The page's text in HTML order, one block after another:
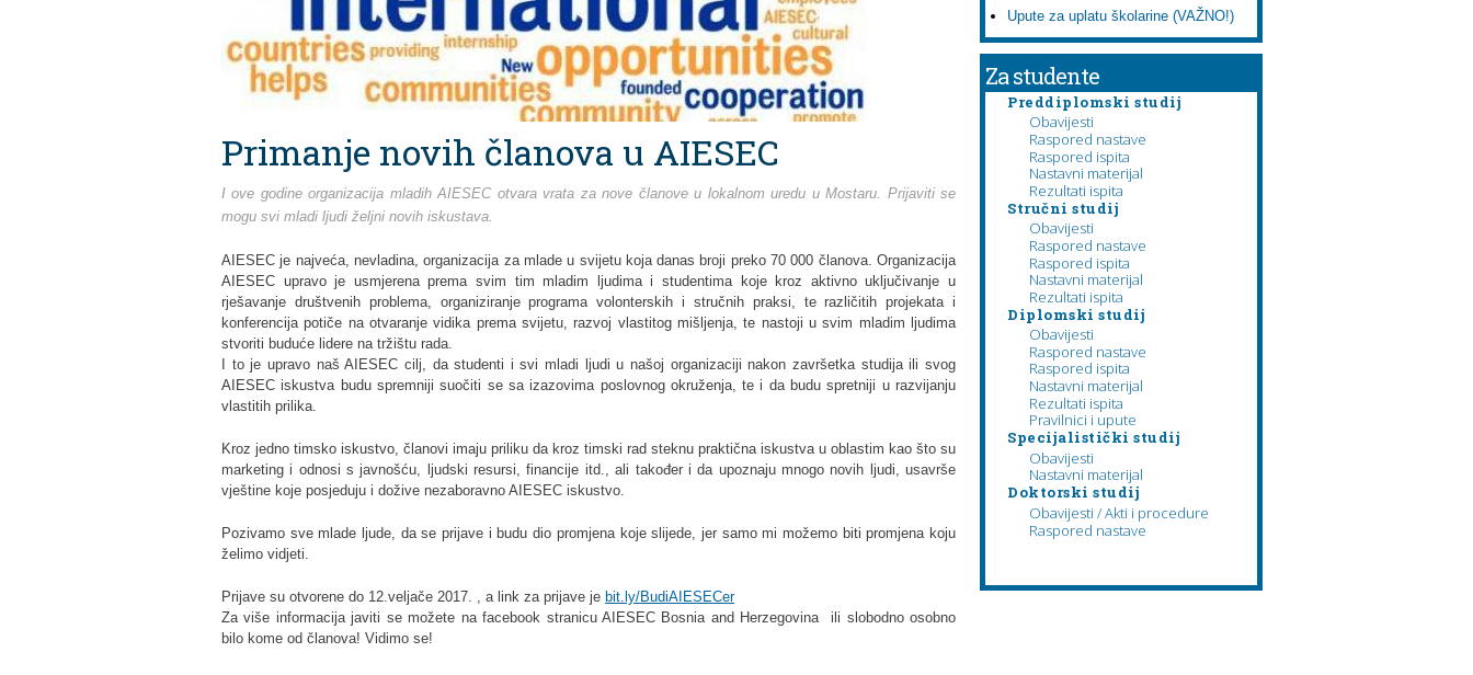
Primanje novih članova u AIESEC
I ove godine organizacija mladih AIESEC otvara vrata za nove članove u lokalnom uredu u Mostaru. Prijaviti se
mogu svi mladi ljudi željni novih iskustava.
AIESEC je najveća, nevladina, organizacija za mlade u svijetu koja danas broji preko 70 000 članova. Organizacija
AIESEC upravo je usmjerena prema svim tim mladim ljudima i studentima koje kroz aktivno uključivanje u
rješavanje društvenih problema, organiziranje programa volonterskih i stručnih praksi, te različitih projekata i
konferencija potiče na otvaranje vidika prema svijetu, razvoj vlastitog mišljenja, te nastoji u svim mladim ljudima
stvoriti buduće lidere na tržištu rada.
I to je upravo naš AIESEC cilj, da studenti i svi mladi ljudi u našoj organizaciji nakon završetka studija ili svog
AIESEC iskustva budu spremniji suočiti se sa izazovima poslovnog okruženja, te i da budu spretniji u razvijanju
vlastitih prilika.
Kroz jedno timsko iskustvo, članovi imaju priliku da kroz timski rad steknu praktična iskustva u oblastim kao što su
marketing i odnosi s javnošću, ljudski resursi, financije itd., ali također i da upoznaju mnogo novih ljudi, usavrše
vještine koje posjeduju i dožive nezaboravno AIESEC iskustvo.
Pozivamo sve mlade ljude, da se prijave i budu dio promjena koje slijede, jer samo mi možemo biti promjena koju
želimo vidjeti.
Prijave su otvorene do 12.veljače 2017. , a link za prijave je bit.ly/BudiAIESECer
Za više informacija javiti se možete na facebook stranicu AIESEC Bosnia and Herzegovina ili slobodno osobno
bilo kome od članova! Vidimo se!
Upute za uplatu školarine (VAŽNO!)
Za studente
Preddiplomski studij
Obavijesti
Raspored nastave
Raspored ispita
Nastavni materijal
Rezultati ispita
Stručni studij
Obavijesti
Raspored nastave
Raspored ispita
Nastavni materijal
Rezultati ispita
Diplomski studij
Obavijesti
Raspored nastave
Raspored ispita
Nastavni materijal
Rezultati ispita
Pravilnici i upute
Specijalistički studij
Obavijesti
Nastavni materijal
Doktorski studij
Obavijesti / Akti i procedure
Raspored nastave